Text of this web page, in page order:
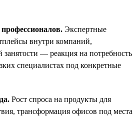
Экспертные
внутри компаний,
занятости — реакция на потребность
специалистах под конкретные
Рост спроса на продукты для
трансформация офисов под места